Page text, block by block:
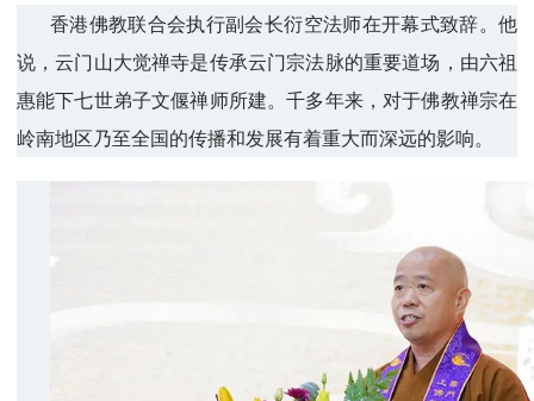
香港佛教联合会执行副会长衍空法师在开幕式致辞。他
说，云门山大觉禅寺是传承云门宗法脉的重要道场，由六祖
惠能下七世弟子文偃禅师所建。千多年来，对于佛教禅宗在
岭南地区乃至全国的传播和发展有着重大而深远的影响。